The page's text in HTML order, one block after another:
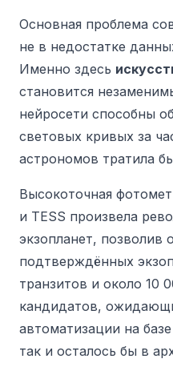
Основная проблема
не в недостатке
Именно здесь
становится
нейросети способны
световых кривых за
астрономов тратила
Высокоточная
и TESS произвела
экзопланет, позволив
подтверждённых
транзитов и около 10
кандидатов,
автоматизации на
так и осталось бы в